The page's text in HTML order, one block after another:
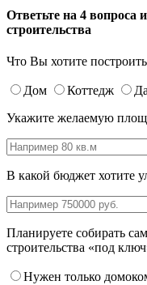
Ответьте на 4 вопроса
строительства
Что Вы хотите
Дом Коттедж
Укажите желаемую
В какой бюджет хотите
Планируете собирать
строительства «под
Нужен только